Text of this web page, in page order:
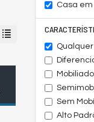
Casa
Qualquer
Mobiliado
Sem
Alto